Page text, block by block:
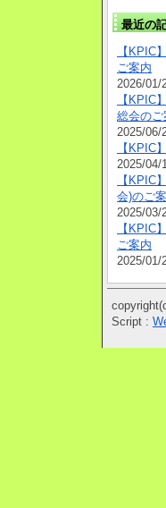
最近の
【KPIC
ご案内
2026/01/
【KPIC
総会のご
2025/06/
【KPIC
2025/04/
【KPIC
会)のご
2025/03/
【KPIC
ご案内
2025/01/
Script :